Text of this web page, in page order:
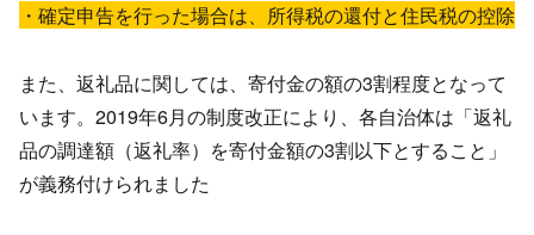
・確定申告を行った場合は、所得税の還付と住民税の控除
また、返礼品に関しては、寄付金の額の3割程度となって
います。2019年6月の制度改正により、各自治体は「返礼
品の調達額（返礼率）を寄付金額の3割以下とすること」
が義務付けられました